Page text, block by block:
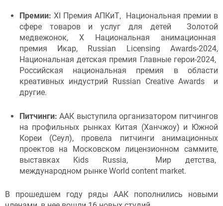
Премии: XI Премия АПКиТ, Национальная премии в
сфере товаров и услуг для детей Золотой
медвежонок, X Национальная анимационная
премия Икар, Russian Licensing Awards-2024,
Национальная детская премия Главные герои-2024,
Российская национальная премия в области
креативных индустрий Russian Creative Awards и
другие.
Питчинги: ААК выступила организатором питчингов
на профильных рынках Китая (Ханчжоу) и Южной
Кореи (Сеул), провела питчинги анимационных
проектов на Московском лицензионном саммите,
выставках Kids Russia, Мир детства,
международном рынке World content market.
В прошедшем году ряды ААК пополнились новыми